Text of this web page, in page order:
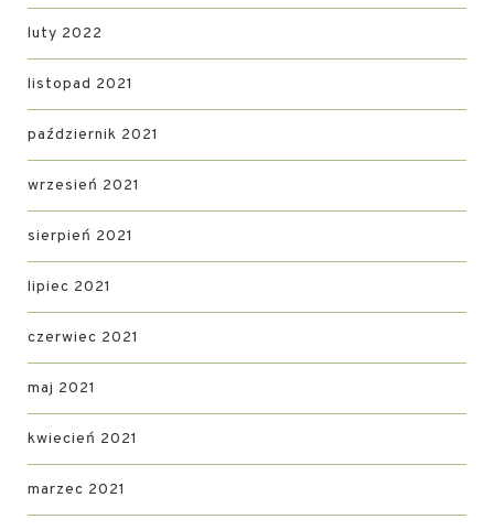
luty 2022
listopad 2021
październik 2021
wrzesień 2021
sierpień 2021
lipiec 2021
czerwiec 2021
maj 2021
kwiecień 2021
marzec 2021